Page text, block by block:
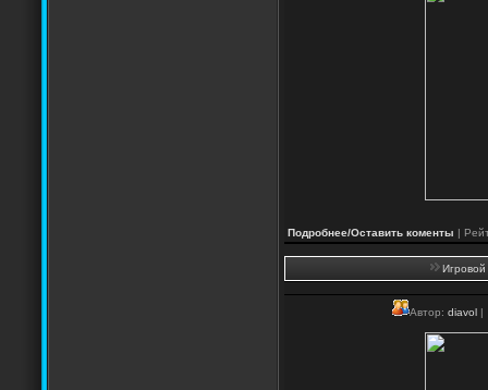
Подробнее/Оставить коменты |
Автор: diavol |